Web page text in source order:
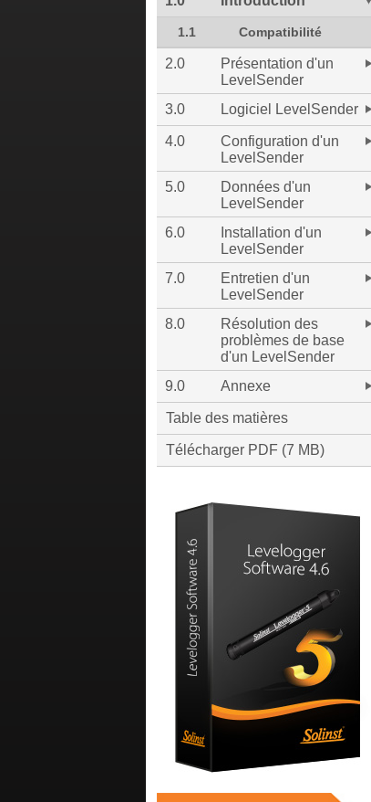
1.1 Compatibilité
2.0
Présentation d'un
LevelSender
3.0
Logiciel LevelSender
4.0
Configuration d'un
LevelSender
5.0
Données d'un
LevelSender
6.0
Installation d'un
LevelSender
7.0
Entretien d'un
LevelSender
8.0
Résolution des
problèmes de base
d'un LevelSender
9.0
Annexe
Table des matières
Télécharger PDF (7 MB)